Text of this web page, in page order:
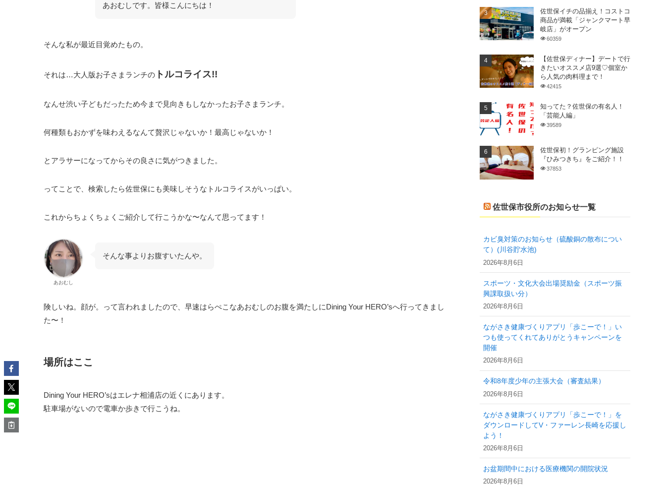
あおむしです。皆様こんにちは！
そんな私が最近目覚めたもの。
それは…大人版お子さまランチの トルコライス!!
なんせ渋い子どもだったため今まで見向きもしなかったお子さまランチ。
何種類もおかずを味わえるなんて贅沢じゃないか！最高じゃないか！
とアラサーになってからその良さに気がつきました。
ってことで、検索したら佐世保にも美味しそうなトルコライスがいっぱい。
これからちょくちょくご紹介して行こうかな〜なんて思ってます！
あおむし
そんな事よりお腹すいたんや。
険しいね。顔が。って言われましたので、早速はらぺこなあおむしのお腹を満たしにDining Your HERO’sへ行ってきまし
た〜！
場所はここ
Dining Your HERO’sはエレナ相浦店の近くにあります。
駐車場がないので電車か歩きで行こうね。
佐世保イチの品揃え！コストコ
商品が満載「ジャンクマート早
岐店」がオープン
60359
【佐世保ディナー】デートで行
きたいオススメ店9選♡個室か
ら人気の肉料理まで！
42415
知ってた？佐世保の有名人！
「芸能人編」
39589
佐世保初！グランピング施設
『ひみつきち』をご紹介！！
37853
佐世保市役所のお知らせ一覧
カビ臭対策のお知らせ（硫酸銅の散布につい
て）(川谷貯水池)
2026年8月6日
スポーツ・文化大会出場奨励金（スポーツ振
興課取扱い分）
2026年8月6日
ながさき健康づくりアプリ「歩こーで！」い
つも使ってくれてありがとうキャンペーンを
開催
2026年8月6日
令和8年度少年の主張大会（審査結果）
2026年8月6日
ながさき健康づくりアプリ「歩こーで！」を
ダウンロードしてV・ファーレン長崎を応援し
よう！
2026年8月6日
お盆期間中における医療機関の開院状況
2026年8月6日